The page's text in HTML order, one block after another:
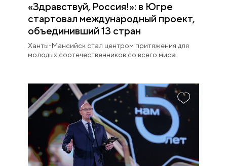
«Здравствуй, Россия!»: в Югре
стартовал международный проект,
объединивший 13 стран
Ханты-Мансийск стал центром притяжения для
молодых соотечественников со всего мира.